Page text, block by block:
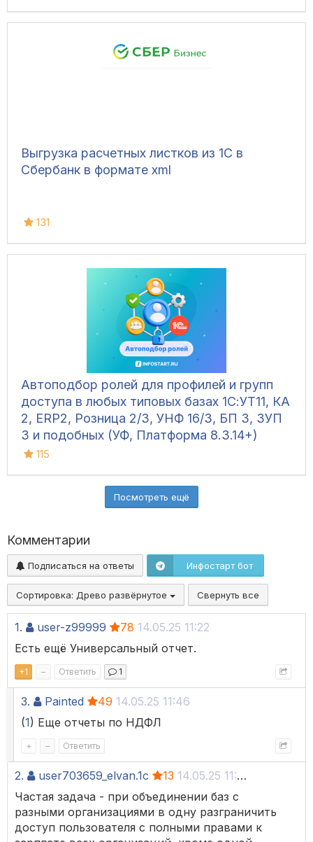
Выгрузка расчетных листков из 1С в
Сбербанк в формате xml
131
Автоподбор ролей для профилей и групп
доступа в любых типовых базах 1С:УТ11, КА
2, ERP2, Розница 2/3, УНФ 16/3, БП 3, ЗУП
3 и подобных (УФ, Платформа 8.3.14+)
115
Посмотреть ещё
Комментарии
Подписаться на ответы Инфостарт бот
Сортировка: Древо развёрнутое Свернуть все
1. user-z99999 78 14.05.25 11:22
Есть ещё Универсальный отчет.
+1 – Ответить 1
3. Painted 49 14.05.25 11:46
(1) Еще отчеты по НДФЛ
+ – Ответить
2. user703659_elvan.1c 13 14.05.25 11:26
Частая задача - при объединении баз с
разными организациями в одну разграничить
доступ пользователя с полными правами к